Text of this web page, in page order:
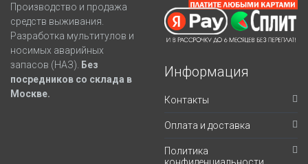
Производство и продажа
средств выживания.
Разработка мультитулов и
носимых аварийных
запасов (НАЗ).
Без
посредников со склада в
Москве.
Информация
Контакты
Оплата и доставка
Политика